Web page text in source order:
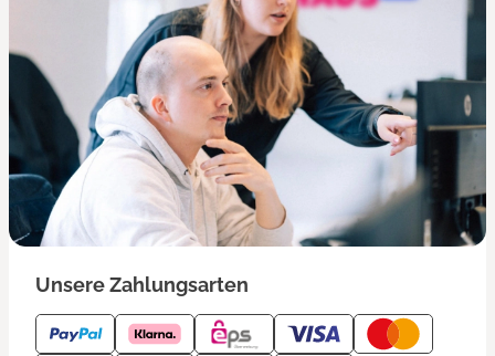
Unsere Zahlungsarten